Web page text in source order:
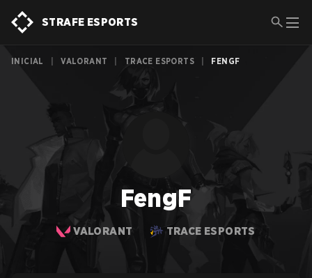
STRAFE ESPORTS
INICIAL VALORANT TRACE ESPORTS FENGF
FengF
VALORANT TRACE ESPORTS